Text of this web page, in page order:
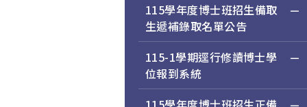
115學年度博士班招生備取
生遞補錄取名單公告
115-1學期逕行修讀博士學
位報到系統